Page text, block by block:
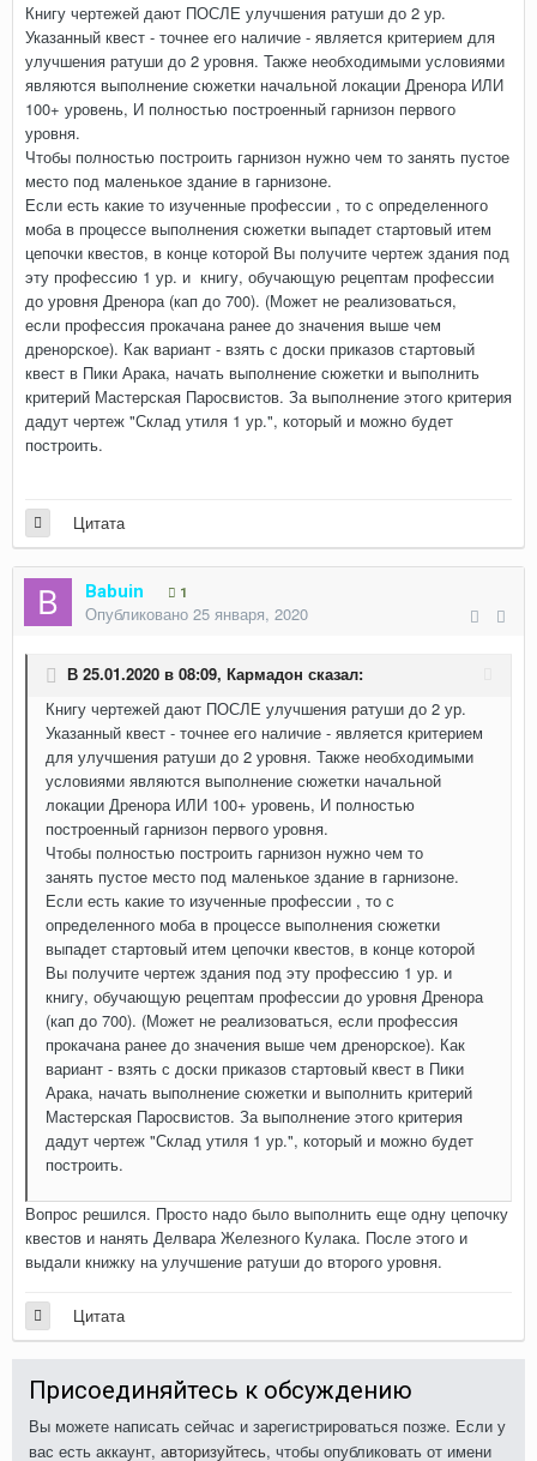
Книгу чертежей дают ПОСЛЕ улучшения ратуши до 2 ур.
Указанный квест - точнее его наличие - является критерием для
улучшения ратуши до 2 уровня. Также необходимыми условиями
являются выполнение сюжетки начальной локации Дренора ИЛИ
100+ уровень, И полностью построенный гарнизон первого
уровня.
Чтобы полностью построить гарнизон нужно чем то занять пустое
место под маленькое здание в гарнизоне.
Если есть какие то изученные профессии , то с определенного
моба в процессе выполнения сюжетки выпадет стартовый итем
цепочки квестов, в конце которой Вы получите чертеж здания под
эту профессию 1 ур. и книгу, обучающую рецептам профессии
до уровня Дренора (кап до 700). (Может не реализоваться,
если профессия прокачана ранее до значения выше чем
дренорское). Как вариант - взять с доски приказов стартовый
квест в Пики Арака, начать выполнение сюжетки и выполнить
критерий Мастерская Паросвистов. За выполнение этого критерия
дадут чертеж "Склад утиля 1 ур.", который и можно будет
построить.
Цитата
Babuin 1
Опубликовано 25 января, 2020
В 25.01.2020 в 08:09, Кармадон сказал:
Книгу чертежей дают ПОСЛЕ улучшения ратуши до 2 ур.
Указанный квест - точнее его наличие - является критерием
для улучшения ратуши до 2 уровня. Также необходимыми
условиями являются выполнение сюжетки начальной
локации Дренора ИЛИ 100+ уровень, И полностью
построенный гарнизон первого уровня.
Чтобы полностью построить гарнизон нужно чем то
занять пустое место под маленькое здание в гарнизоне.
Если есть какие то изученные профессии , то с
определенного моба в процессе выполнения сюжетки
выпадет стартовый итем цепочки квестов, в конце которой
Вы получите чертеж здания под эту профессию 1 ур. и
книгу, обучающую рецептам профессии до уровня Дренора
(кап до 700). (Может не реализоваться, если профессия
прокачана ранее до значения выше чем дренорское). Как
вариант - взять с доски приказов стартовый квест в Пики
Арака, начать выполнение сюжетки и выполнить критерий
Мастерская Паросвистов. За выполнение этого критерия
дадут чертеж "Склад утиля 1 ур.", который и можно будет
построить.
Вопрос решился. Просто надо было выполнить еще одну цепочку
квестов и нанять Делвара Железного Кулака. После этого и
выдали книжку на улучшение ратуши до второго уровня.
Цитата
Присоединяйтесь к обсуждению
Вы можете написать сейчас и зарегистрироваться позже. Если у
вас есть аккаунт, авторизуйтесь, чтобы опубликовать от имени